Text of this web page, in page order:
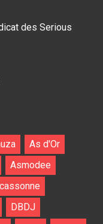
des Serious
As d'Or
Asmodee
DBDJ